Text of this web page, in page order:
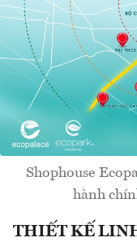
Shophouse
hành
THIẾT KẾ